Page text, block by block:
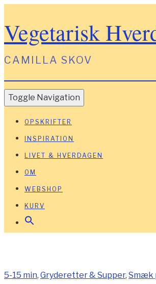
Vegetarisk
CAMILLA SKOV
Toggle Navigation
OPSKRIFTER
INSPIRATION
LIVET & HVERDAGEN
OM
WEBSHOP
KURV
5-15 min, Gryderetter & Supper, Smæk